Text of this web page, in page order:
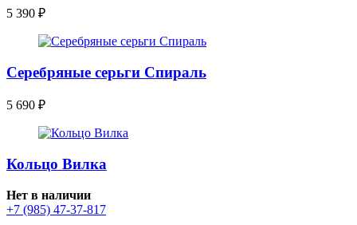
5 390 ₽
Серебряные серьги Спираль
5 690 ₽
Кольцо Вилка
Нет в наличии
+7 (985) 47-37-817